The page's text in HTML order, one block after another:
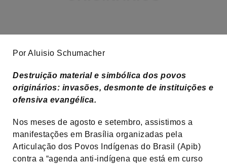
Por Aluisio Schumacher
Destruição material e simbólica dos povos
originários: invasões, desmonte de instituições e
ofensiva evangélica.
Nos meses de agosto e setembro, assistimos a
manifestações em Brasília organizadas pela
Articulação dos Povos Indígenas do Brasil (Apib)
contra a “agenda anti-indígena que está em curso